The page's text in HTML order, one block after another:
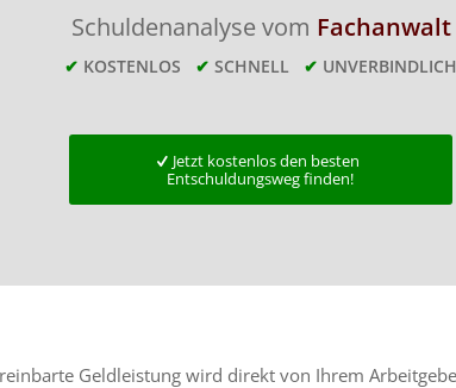
Schuldenanalyse vom Fachanwalt
✔ KOSTENLOS ✔ SCHNELL ✔ UNVERBINDLICH
Jetzt kostenlos den besten
Entschuldungsweg finden!
Geldleistung wird direkt von Ihrem